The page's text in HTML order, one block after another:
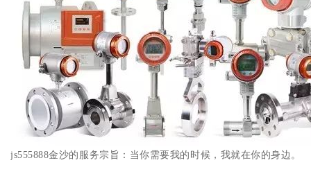
js555888金沙的服务宗旨：当你需要我的时候，我就在你的身边。